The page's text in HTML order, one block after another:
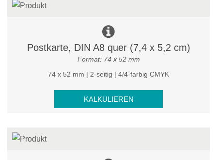
Postkarte, DIN A8 quer (7,4 x 5,2 cm)
Format: 74 x 52 mm
74 x 52 mm | 2-seitig | 4/4-farbig CMYK
KALKULIEREN